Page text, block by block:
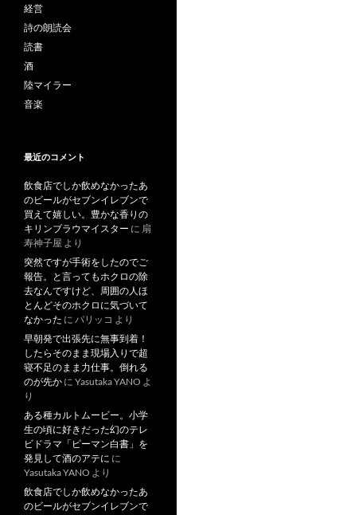
経営
詩の朗読会
読書
酒
陸マイラー
音楽
最近のコメント
飲食店でしか飲めなかったあ
のビールがセブンイレブンで
買えて嬉しい。豊かな香りの
キリンブラウマイスター に 扇
寿神子屋 より
突然ですが手術をしたのでご
報告。と言ってもホクロの除
去なんですけど、周囲の人ほ
とんどそのホクロに気づいて
なかった に パリッコ より
早朝発で出張先に無事到着！
したらそのまま現場入りで超
寝不足のまま力仕事。倒れる
のが先か に Yasutaka YANO よ
り
ある種カルトムービー。小学
生の頃に好きだった幻のテレ
ビドラマ「ピーマン白書」を
発見して酒のアテに に
Yasutaka YANO より
飲食店でしか飲めなかったあ
のビールがセブンイレブンで